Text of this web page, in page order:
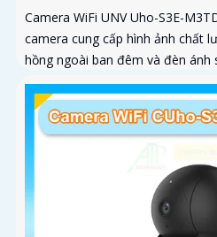
Camera WiFi UNV Uho-S3E-
camera cung cấp hình ảnh chất
hồng ngoài ban đêm và đèn ánh
10m